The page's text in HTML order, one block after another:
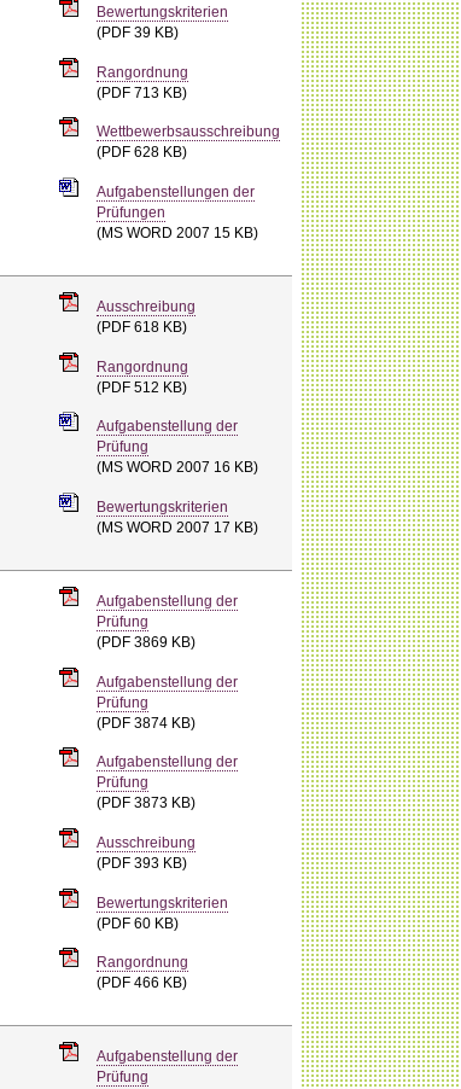
Bewertungskriterien
(PDF 39 KB)
Rangordnung
(PDF 713 KB)
Wettbewerbsausschreibung
(PDF 628 KB)
Aufgabenstellungen der
Prüfungen
(MS WORD 2007 15 KB)
Ausschreibung
(PDF 618 KB)
Rangordnung
(PDF 512 KB)
Aufgabenstellung der
Prüfung
(MS WORD 2007 16 KB)
Bewertungskriterien
(MS WORD 2007 17 KB)
Aufgabenstellung der
Prüfung
(PDF 3869 KB)
Aufgabenstellung der
Prüfung
(PDF 3874 KB)
Aufgabenstellung der
Prüfung
(PDF 3873 KB)
Ausschreibung
(PDF 393 KB)
Bewertungskriterien
(PDF 60 KB)
Rangordnung
(PDF 466 KB)
Aufgabenstellung der
Prüfung